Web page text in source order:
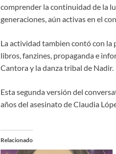
comprender la continuidad de la
generaciones, aún activas en el
La actividad tambien contó con
libros, fanzines, propaganda e
Cantora y la danza tribal de Nadir.
Esta segunda versión del
años del asesinato de Claudia
Relacionado